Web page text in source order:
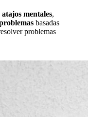
atajos mentales,
basadas
problemas